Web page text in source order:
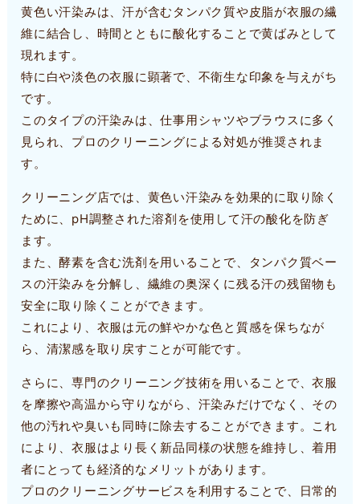
黄色い汗染みは、汗が含むタンパク質や皮脂が衣服の繊
維に結合し、時間とともに酸化することで黄ばみとして
現れます。
特に白や淡色の衣服に顕著で、不衛生な印象を与えがち
です。
このタイプの汗染みは、仕事用シャツやブラウスに多く
見られ、プロのクリーニングによる対処が推奨されま
す。
クリーニング店では、黄色い汗染みを効果的に取り除く
ために、pH調整された溶剤を使用して汗の酸化を防ぎ
ます。
また、酵素を含む洗剤を用いることで、タンパク質ベー
スの汗染みを分解し、繊維の奥深くに残る汗の残留物も
安全に取り除くことができます。
これにより、衣服は元の鮮やかな色と質感を保ちなが
ら、清潔感を取り戻すことが可能です。
さらに、専門のクリーニング技術を用いることで、衣服
を摩擦や高温から守りながら、汗染みだけでなく、その
他の汚れや臭いも同時に除去することができます。これ
により、衣服はより長く新品同様の状態を維持し、着用
者にとっても経済的なメリットがあります。
プロのクリーニングサービスを利用することで、日常的